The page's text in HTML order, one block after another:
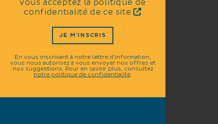
vous acceptez la politique de
confidentialité de ce site
JE M'INSCRIS
En vous inscrivant à notre lettre d'information,
vous nous autorisez à vous envoyer nos offres et
nos suggestions. Pour en savoir plus, consultez
notre politique de confidentialité.